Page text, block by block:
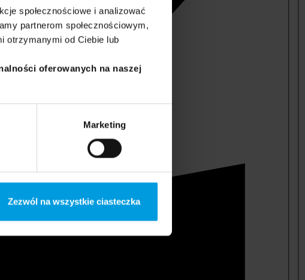
społecznościowe i analizować
partnerom społecznościowym,
otrzymanymi od Ciebie lub
oferowanych na naszej
Marketing
Zezwól na wszystkie ciasteczka